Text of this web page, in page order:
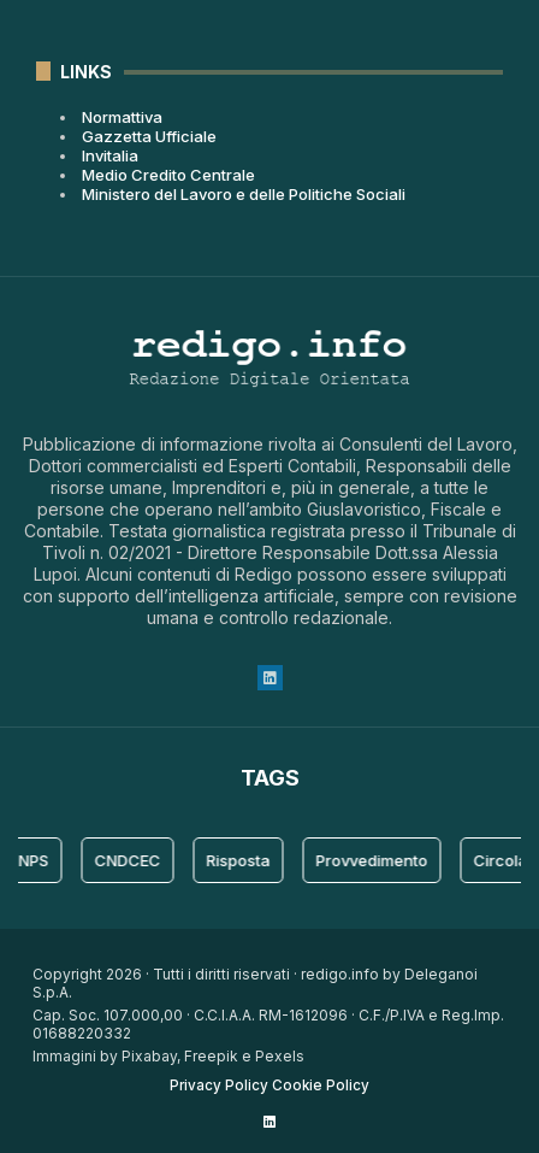
LINKS
Normattiva
Gazzetta Ufficiale
Invitalia
Medio Credito Centrale
Ministero del Lavoro e delle Politiche Sociali
Pubblicazione di informazione rivolta ai Consulenti del Lavoro,
Dottori commercialisti ed Esperti Contabili, Responsabili delle
risorse umane, Imprenditori e, più in generale, a tutte le
persone che operano nell’ambito Giuslavoristico, Fiscale e
Contabile. Testata giornalistica registrata presso il Tribunale di
Tivoli n. 02/2021 - Direttore Responsabile Dott.ssa Alessia
Lupoi. Alcuni contenuti di Redigo possono essere sviluppati
con supporto dell’intelligenza artificiale, sempre con revisione
umana e controllo redazionale.
TAGS
CNDCEC Risposta Provvedimento Circolare Inps
Copyright 2026 · Tutti i diritti riservati · redigo.info by Deleganoi
S.p.A.
Cap. Soc. 107.000,00 · C.C.I.A.A. RM-1612096 · C.F./P.IVA e Reg.Imp.
01688220332
Immagini by Pixabay, Freepik e Pexels
Privacy Policy Cookie Policy